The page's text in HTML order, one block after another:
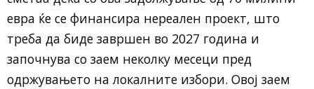
евра ќе се финансира нереален проект, што
треба да биде завршен во 2027 година и
започнува со заем неколку месеци пред
одржувањето на локалните избори. Овој заем